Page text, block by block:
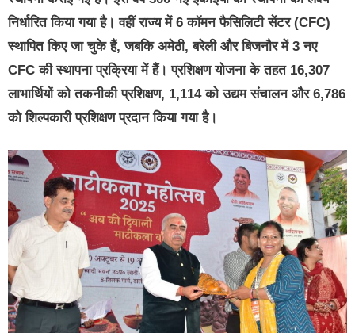
निर्धारित किया गया है। वहीं राज्य में 6 कॉमन फैसिलिटी सेंटर (CFC)
स्थापित किए जा चुके हैं, जबकि अमेठी, बरेली और बिजनौर में 3 नए
CFC की स्थापना प्रक्रिया में हैं। प्रशिक्षण योजना के तहत 16,307
लाभार्थियों को तकनीकी प्रशिक्षण, 1,114 को उद्यम संचालन और 6,786
को शिल्पकारी प्रशिक्षण प्रदान किया गया है।